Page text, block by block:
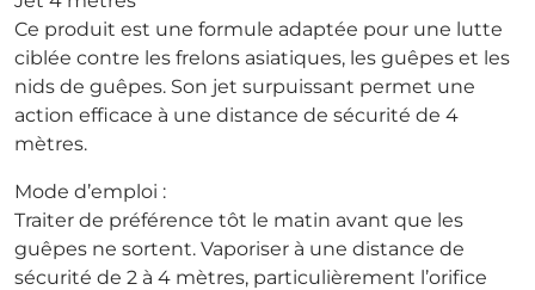
Ce produit est une formule adaptée pour une lutte
ciblée contre les frelons asiatiques, les guêpes et les
nids de guêpes. Son jet surpuissant permet une
action efficace à une distance de sécurité de 4
mètres.
Mode d’emploi :
Traiter de préférence tôt le matin avant que les
guêpes ne sortent. Vaporiser à une distance de
sécurité de 2 à 4 mètres, particulièrement l’orifice